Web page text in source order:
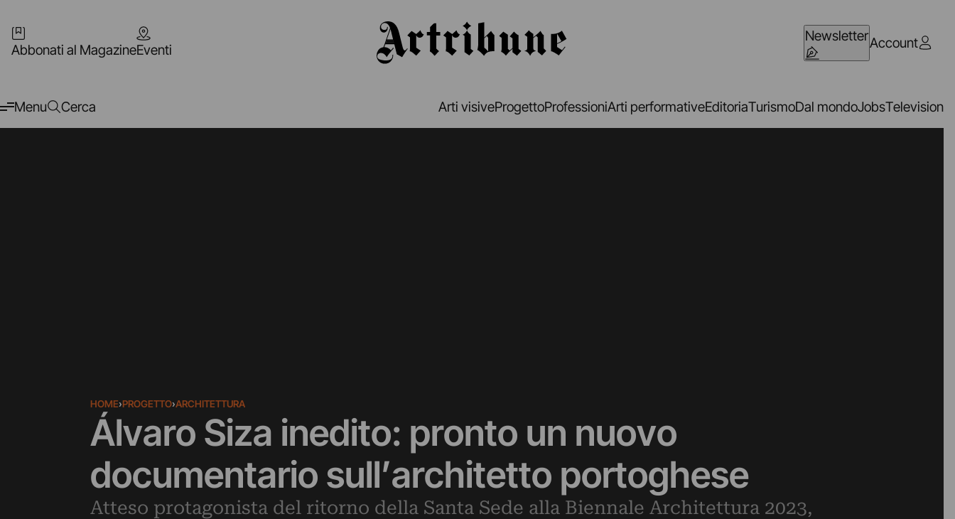
Abbonati al MagazineEventi
NewsletterAccount
Menu Cerca Arti visiveProgettoProfessioniArti performativeEditoriaTurismoDal mondoJobsTelevision
HOME›PROGETTO›ARCHITETTURA
Álvaro Siza inedito: pronto un nuovo
documentario sull’architetto portoghese
Atteso protagonista del ritorno della Santa Sede alla Biennale Architettura 2023,